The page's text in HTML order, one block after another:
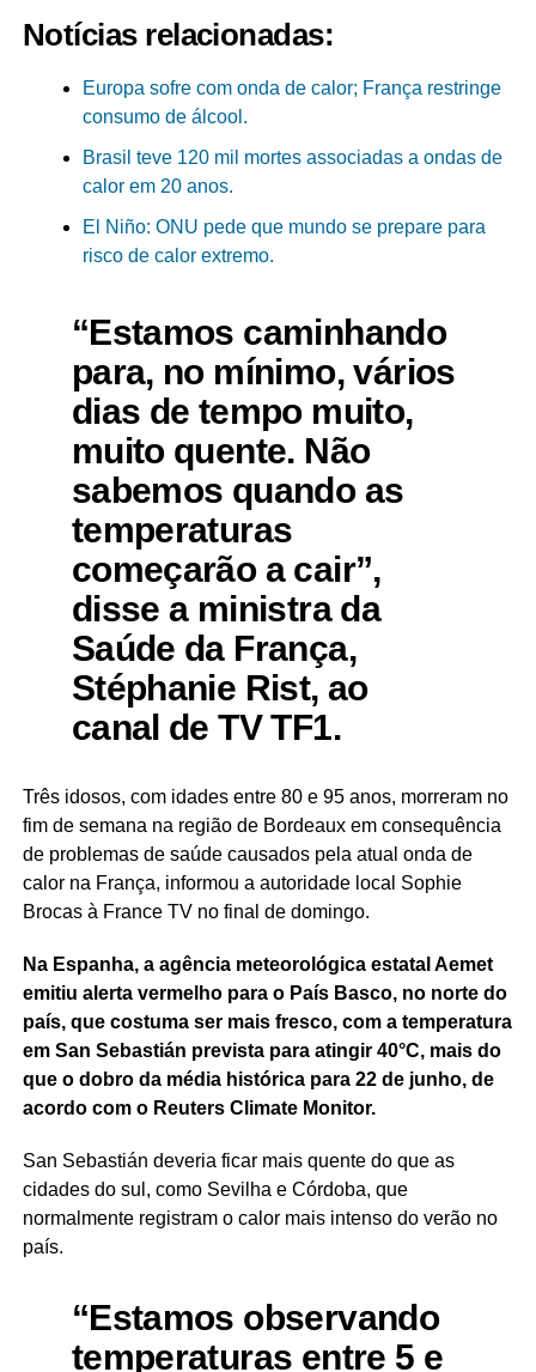
Notícias relacionadas:
Europa sofre com onda de calor; França restringe
consumo de álcool.
Brasil teve 120 mil mortes associadas a ondas de
calor em 20 anos.
El Niño: ONU pede que mundo se prepare para
risco de calor extremo.
“Estamos caminhando
para, no mínimo, vários
dias de tempo muito,
muito quente. Não
sabemos quando as
temperaturas
começarão a cair”,
disse a ministra da
Saúde da França,
Stéphanie Rist, ao
canal de TV TF1.
Três idosos, com idades entre 80 e 95 anos, morreram no
fim de semana na região de Bordeaux em consequência
de problemas de saúde causados pela atual onda de
calor na França, informou a autoridade local Sophie
Brocas à France TV no final de domingo.
Na Espanha, a agência meteorológica estatal Aemet
emitiu alerta vermelho para o País Basco, no norte do
país, que costuma ser mais fresco, com a temperatura
em San Sebastián prevista para atingir 40°C, mais do
que o dobro da média histórica para 22 de junho, de
acordo com o Reuters Climate Monitor.
San Sebastián deveria ficar mais quente do que as
cidades do sul, como Sevilha e Córdoba, que
normalmente registram o calor mais intenso do verão no
país.
“Estamos observando
temperaturas entre 5 e